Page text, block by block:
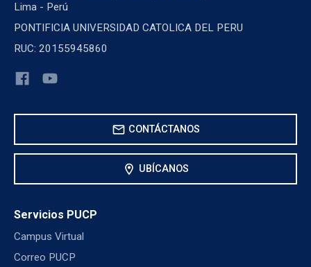
Lima - Perú
PONTIFICIA UNIVERSIDAD CATOLICA DEL PERU
RUC: 20155945860
mail CONTÁCTANOS
location_on UBÍCANOS
Servicios PUCP
Campus Virtual
Correo PUCP